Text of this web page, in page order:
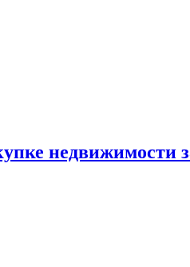
недвижимости